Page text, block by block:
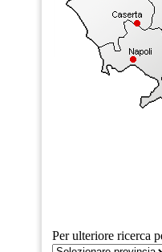
Per ulteriore ricerca